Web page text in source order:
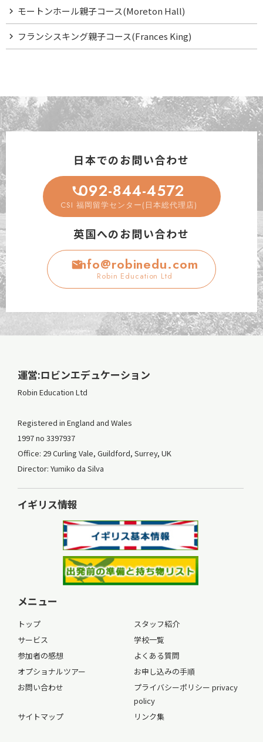
モートンホール親子コース(Moreton Hall)
フランシスキング親子コース(Frances King)
日本でのお問い合わせ
092-844-4572
CSI 福岡留学センター(日本総代理店)
英国へのお問い合わせ
info@robinedu.com
Robin Education Ltd
運営:ロビンエデュケーション
Robin Education Ltd
Registered in England and Wales
1997 no 3397937
Office: 29 Curling Vale, Guildford, Surrey, UK
Director: Yumiko da Silva
イギリス情報
メニュー
トップ
スタッフ紹介
サービス
学校一覧
参加者の感想
よくある質問
オプショナルツアー
お申し込みの手順
お問い合わせ
プライバシーポリシー privacy
policy
サイトマップ
リンク集